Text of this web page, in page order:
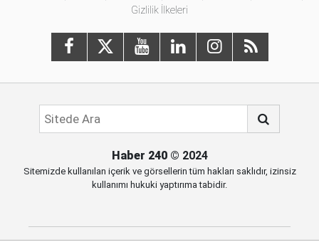
Gizlilik İlkeleri
Haber 240© 2024
Sitemizde kullanılan içerik ve görsellerin tüm hakları saklıdır, izinsiz
kullanımı hukuki yaptırıma tabidir.